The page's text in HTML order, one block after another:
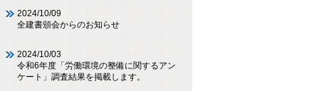
2024/10/09
全建書頒会からのお知らせ
2024/10/03
令和6年度「労働環境の整備に関するアン
ケート」調査結果を掲載します。